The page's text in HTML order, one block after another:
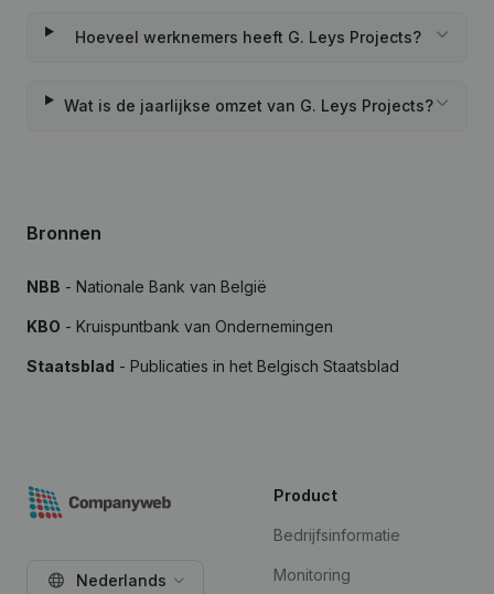
Hoeveel werknemers heeft G. Leys Projects?
Wat is de jaarlijkse omzet van G. Leys Projects?
Bronnen
NBB - Nationale Bank van België
KBO - Kruispuntbank van Ondernemingen
Staatsblad - Publicaties in het Belgisch Staatsblad
Nederlands
Product
Bedrijfsinformatie
Monitoring